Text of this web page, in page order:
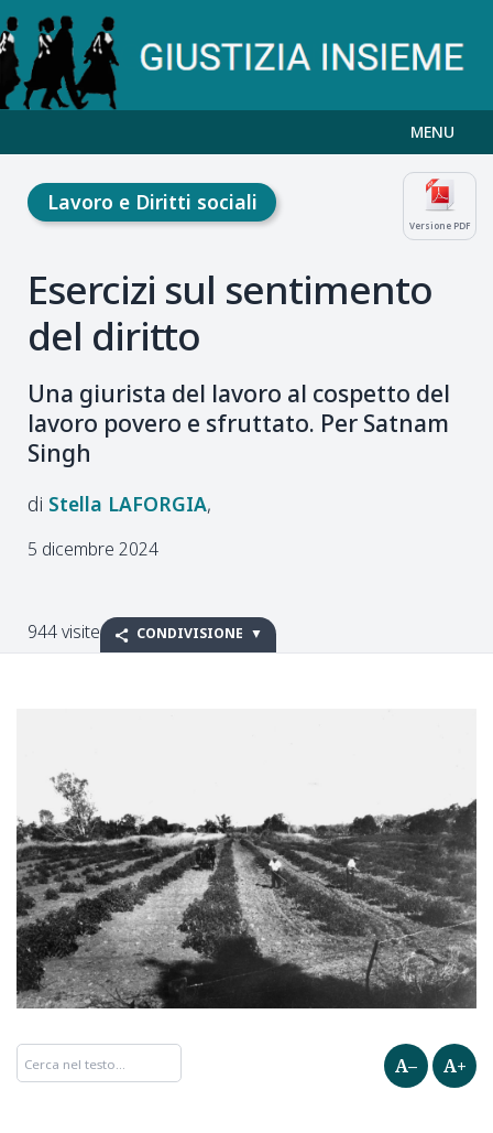
MENU
Versione PDF
Lavoro e Diritti sociali
Esercizi sul sentimento
del diritto
Una giurista del lavoro al cospetto del
lavoro povero e sfruttato. Per Satnam
Singh
Stella LAFORGIA
5 dicembre 2024
944 visite CONDIVISIONE
A– A+